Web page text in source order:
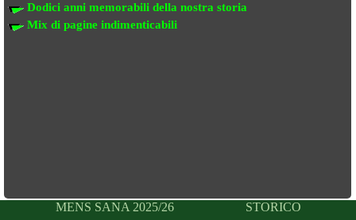
Dodici anni memorabili della nostra storia
Mix di pagine indimenticabili
MENS SANA 2025/26 STORICO